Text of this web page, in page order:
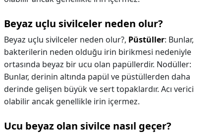
Beyaz uçlu sivilceler neden olur?
Beyaz uçlu sivilceler neden olur?, Püstüller: Bunlar,
bakterilerin neden olduğu irin birikmesi nedeniyle
ortasında beyaz bir ucu olan papüllerdir. Nodüller:
Bunlar, derinin altında papül ve püstüllerden daha
derinde gelişen büyük ve sert topaklardır. Acı verici
olabilir ancak genellikle irin içermez.
Ucu beyaz olan sivilce nasıl geçer?